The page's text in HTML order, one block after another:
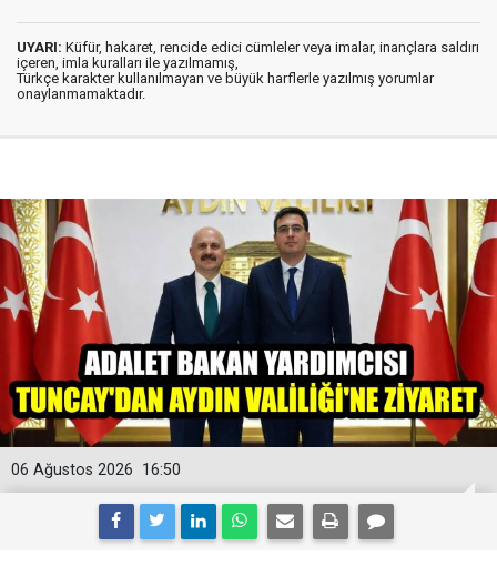
UYARI: Küfür, hakaret, rencide edici cümleler veya imalar, inançlara saldırı
içeren, imla kuralları ile yazılmamış,
Türkçe karakter kullanılmayan ve büyük harflerle yazılmış yorumlar
onaylanmamaktadır.
16:50
06 Ağustos 2026